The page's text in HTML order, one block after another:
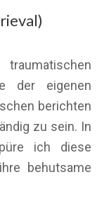
der eigenen
berichten
zu sein. In
ich diese
behutsame